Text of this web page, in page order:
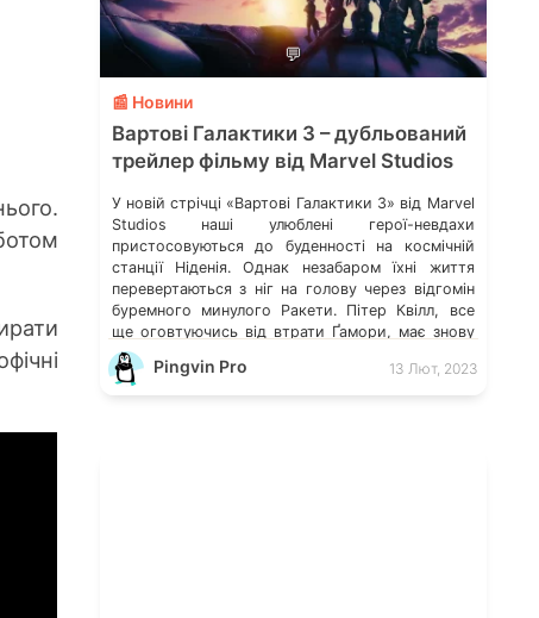
💬
📰 Новини
Вартові Галактики 3 – дубльований
трейлер фільму від Marvel Studios
У новій стрічці «Вартові Галактики 3» від Marvel
Studios наші улюблені герої-невдахи
пристосовуються до буденності на космічній
станції Ніденія. Однак незабаром їхні життя
перевертаються з ніг на голову через відгомін
буремного минулого Ракети. Пітер Квілл, все
ще оговтуючись від втрати Ґамори, має знову
об’єднати команду, щоб захистити всесвіт та
одного з них. Якщо ця місія […]
Pingvin Pro 13 Лют, 2023